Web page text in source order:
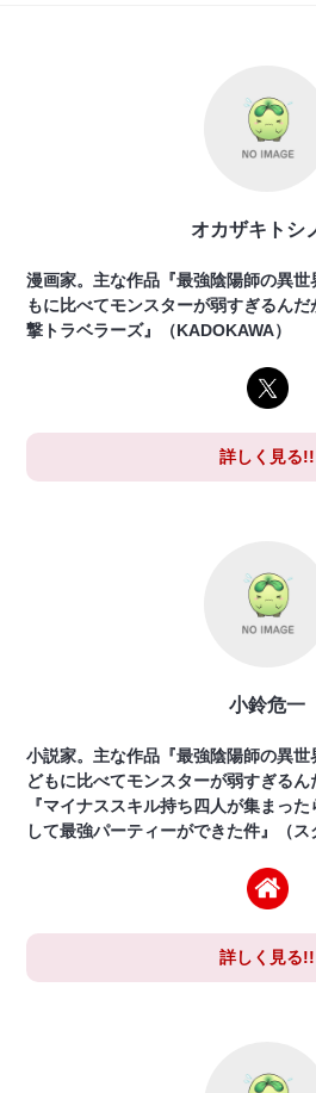
オカザキトシ
漫画家。主な作品『最強陰陽師の異
もに比べてモンスターが弱すぎるん
撃トラベラーズ』（KADOKAWA）
詳しく見る!!
小鈴危一
小説家。主な作品『最強陰陽師の異
どもに比べてモンスターが弱すぎる
『マイナススキル持ち四人が集まっ
して最強パーティーができた件』（ス
詳しく見る!!